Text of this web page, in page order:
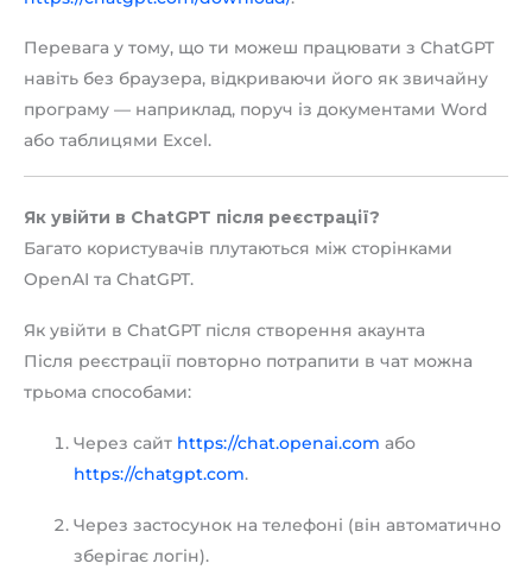
Перевага у тому, що ти можеш працювати з ChatGPT
навіть без браузера, відкриваючи його як звичайну
програму — наприклад, поруч із документами Word
або таблицями Excel.
Як увійти в ChatGPT після реєстрації?
Багато користувачів плутаються між сторінками
OpenAI та ChatGPT.
Як увійти в ChatGPT після створення акаунта
Після реєстрації повторно потрапити в чат можна
трьома способами:
Через сайт https://chat.openai.com або
https://chatgpt.com.
Через застосунок на телефоні (він автоматично
зберігає логін).